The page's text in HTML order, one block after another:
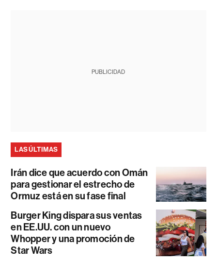
PUBLICIDAD
LAS ÚLTIMAS
Irán dice que acuerdo con Omán
para gestionar el estrecho de
Ormuz está en su fase final
Burger King dispara sus ventas
en EE.UU. con un nuevo
Whopper y una promoción de
Star Wars